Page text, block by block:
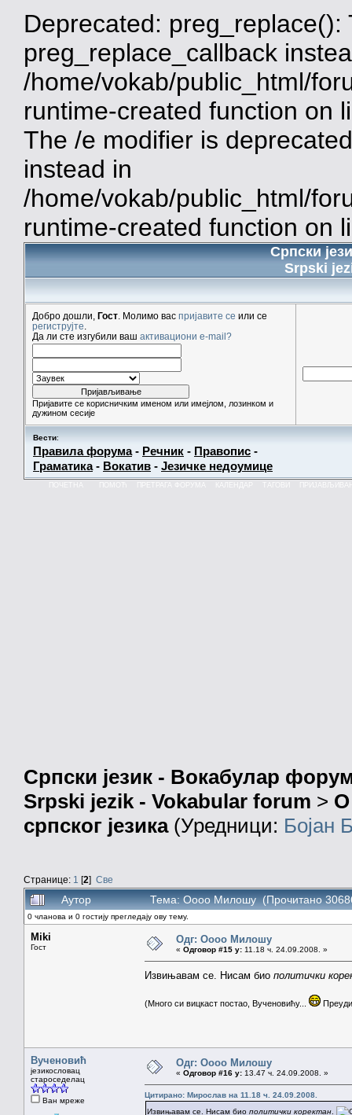
Deprecated:
preg_replace_callback
/home/vokab/public_html/
runtime-created function on
The /e modifier is
instead in
/home/vokab/public_html/
runtime-created function on
Српски
Srpski
Добро дошли, Гост . Молимо вас пријавите се или се
региструјте
Да ли сте изгубили ваш активациони e-mail?
Пријавите се корисничким именом или имејлом, лозинком и
дужином сесије
Вести:
Правила форума- Речник - Правопис -
Граматика- Вокатив - Језичке недоумице
КАЛЕНДАР
Српски језик - Вокабулар
Srpski jezik - Vokabular forum > О
српског језика(Уредници: Бојан
Странице: 1 [2] Све
Аутор Тема: Оооо Милошу (Прочитано
0 чланова и 0 гостију прегледају ову тему.
Miki
Гост
Одг: Оооо Милошу
« Одговор #15 у: 11.18 ч. 24.09.2008. »
Извињавам се. Нисам био политички
(Много си вицкаст постао, Вученовићу...
Вученовић
језикословац
староседелац
Ван мреже
Одг: Оооо Милошу
« Одговор #16 у: 13.47 ч. 24.09.2008. »
Цитирано: Мирослав на 11.18 ч. 24.09.2008.
Извињавам се. Нисам био политички коректан